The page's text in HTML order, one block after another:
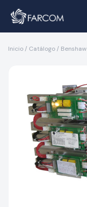
Inicio / Catálogo / Benshaw